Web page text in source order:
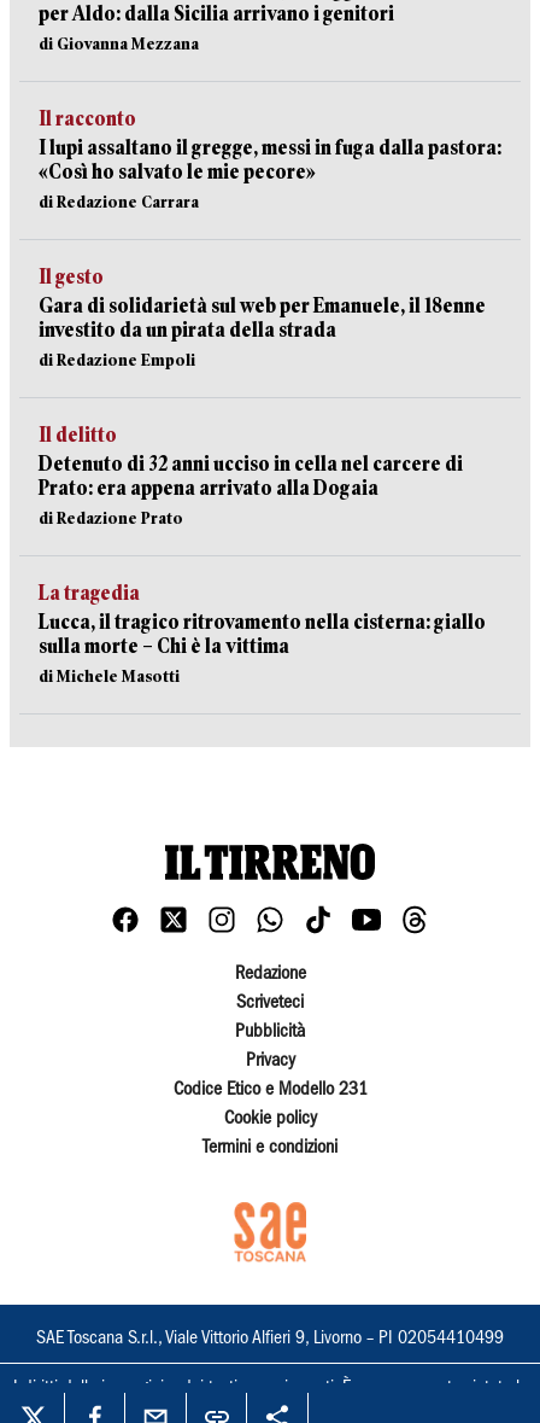
per Aldo: dalla Sicilia arrivano i genitori
di Giovanna Mezzana
Il racconto
I lupi assaltano il gregge, messi in fuga dalla pastora:
«Così ho salvato le mie pecore»
di Redazione Carrara
Il gesto
Gara di solidarietà sul web per Emanuele, il 18enne
investito da un pirata della strada
di Redazione Empoli
Il delitto
Detenuto di 32 anni ucciso in cella nel carcere di
Prato: era appena arrivato alla Dogaia
di Redazione Prato
La tragedia
Lucca, il tragico ritrovamento nella cisterna: giallo
sulla morte – Chi è la vittima
di Michele Masotti
Redazione
Scriveteci
Pubblicità
Privacy
Codice Etico e Modello 231
Cookie policy
Termini e condizioni
SAE Toscana S.r.l., Viale Vittorio Alfieri 9, Livorno – PI 02054410499
I diritti delle immagini e dei testi sono riservati. È espressamente vietata la
loro riproduzione con qualsiasi mezzo e l'adattamento totale o parziale.